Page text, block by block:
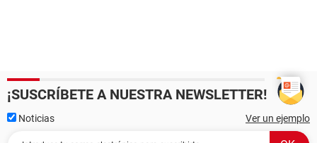
¡SUSCRÍBETE A NUESTRA NEWSLETTER!
Noticias Ver un ejemplo